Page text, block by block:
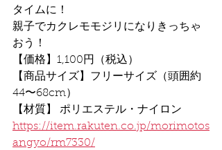
タイムに！
親子でカクレモモジリになりきっちゃ
おう！
【価格】1,100円（税込）
【商品サイズ】フリーサイズ（頭囲約
44〜68cm）
【材質】 ポリエステル・ナイロン
https://item.rakuten.co.jp/morimotos
angyo/rm7330/